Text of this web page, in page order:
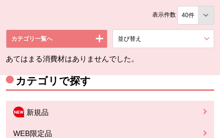
表示件数
カテゴリ一覧へ 並び替え
あてはまる消費材はありませんでした。
カテゴリで探す
新規品
WEB限定品